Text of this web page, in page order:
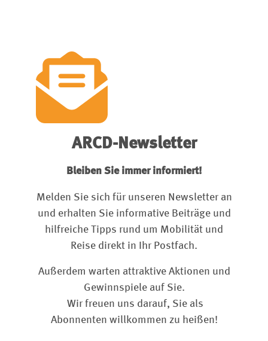
ARCD-Newsletter
Bleiben Sie immer informiert!
Melden Sie sich für unseren Newsletter an
und erhalten Sie informative Beiträge und
hilfreiche Tipps rund um Mobilität und
Reise direkt in Ihr Postfach.
Außerdem warten attraktive Aktionen und
Gewinnspiele auf Sie.
Wir freuen uns darauf, Sie als
Abonnenten willkommen zu heißen!